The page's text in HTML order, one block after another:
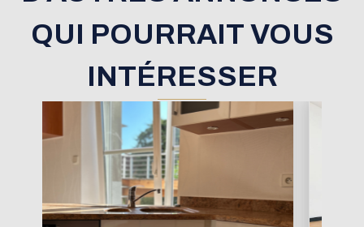
QUI POURRAIT VOUS
INTÉRESSER